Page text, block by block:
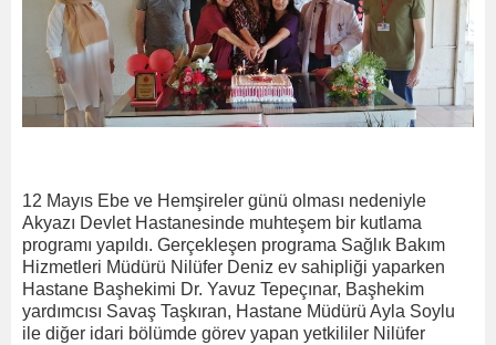
12 Mayıs Ebe ve Hemşireler günü olması nedeniyle
Akyazı Devlet Hastanesinde muhteşem bir kutlama
programı yapıldı. Gerçekleşen programa Sağlık Bakım
Hizmetleri Müdürü Nilüfer Deniz ev sahipliği yaparken
Hastane Başhekimi Dr. Yavuz Tepeçınar, Başhekim
yardımcısı Savaş Taşkıran, Hastane Müdürü Ayla Soylu
ile diğer idari bölümde görev yapan yetkililer Nilüfer